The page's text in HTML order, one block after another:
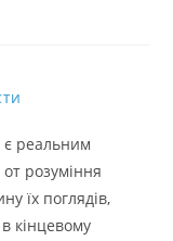
є реальним
розуміння
їх поглядів,
кінцевому